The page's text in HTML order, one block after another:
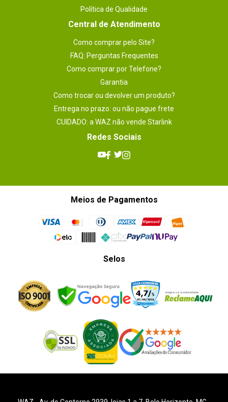
Política de Qualidade
Central de Atendimento
Como comprar pelo Site?
FAQ: Perguntas Frequentes
Como comprar por Telefone?
Garantia
Como trocar ou devolver um produto?
Entrega no prazo: ou não pague frete
CUIDADO: a WAZ não vende Starlink
Redes Sociais
Meios de Pagamentos
Selos